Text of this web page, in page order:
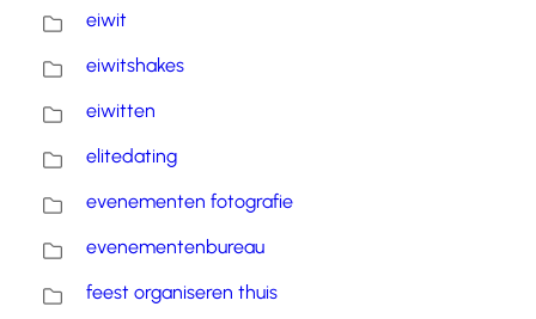
eiwit
eiwitshakes
eiwitten
elitedating
evenementen fotografie
evenementenbureau
feest organiseren thuis